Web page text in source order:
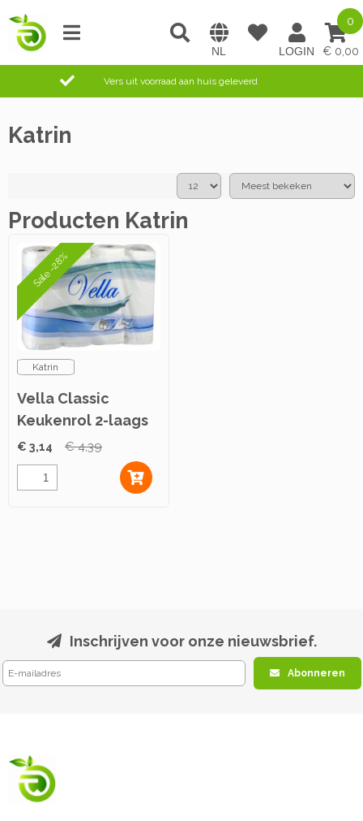
0,00
0
Vers uit voorraad aan huis geleverd
Katrin
Producten Katrin
Sale -28%
Katrin
Vella Classic
Keukenrol 2-laags
4rol
€ 3,14 € 4,39
Inschrijven voor onze nieuwsbrief.
Abonneren